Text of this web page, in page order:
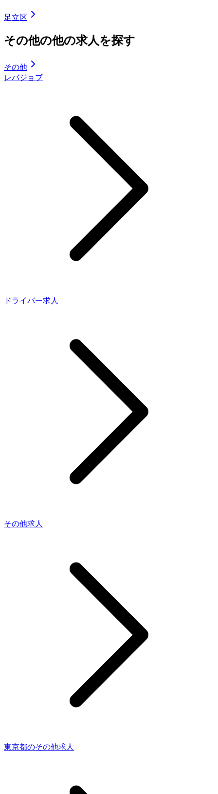
足立区
その他の他の求人を探す
その他
レバジョブ
ドライバー求人
その他求人
東京都のその他求人